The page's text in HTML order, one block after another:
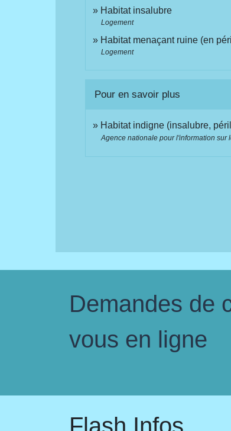
Habitat insalubre
Logement
Habitat menaçant ruine (en
Logement
Pour en savoir plus
Habitat indigne (insalubre,
Agence nationale pour l'information sur
Demandes de
vous en ligne